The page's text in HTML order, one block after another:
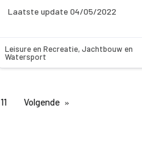
Laatste update 04/05/2022
Leisure en Recreatie, Jachtbouw en
Watersport
11 Volgende